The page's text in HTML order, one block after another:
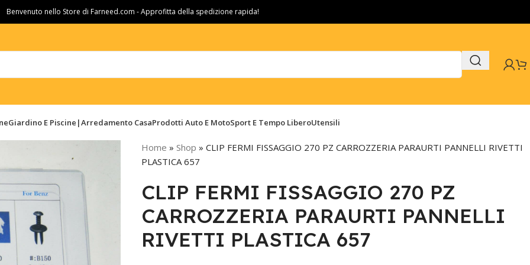
Benvenuto nello Store di Farneed.com - Approfitta della spedizione rapida!
Giardino E Piscine|Arredamento CasaProdotti Auto E MotoSport E Tempo LiberoUtensili
Home » Shop » CLIP FERMI FISSAGGIO 270 PZ CARROZZERIA PARAURTI PANNELLI RIVETTI
PLASTICA 657
CLIP FERMI FISSAGGIO 270 PZ
CARROZZERIA PARAURTI PANNELLI
RIVETTI PLASTICA 657